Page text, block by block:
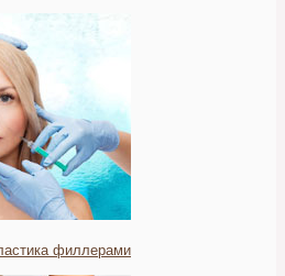
филлерами